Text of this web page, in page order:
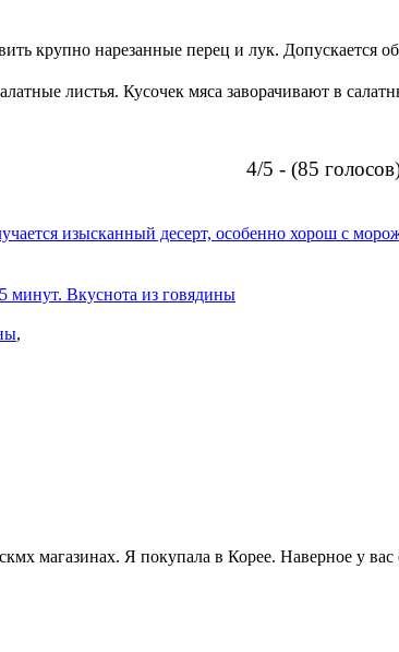
крупно нарезанные перец и лук. Допускается
листья. Кусочек мяса заворачивают в
4/5 - (85
изысканный десерт, особенно хорош с
минут. Вкуснота из говядины
,
магазинах. Я покупала в Корее. Наверное у вас